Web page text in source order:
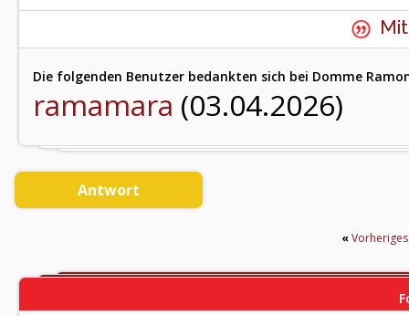
Die folgenden Benutzer bedankten sich bei Domme
ramamara (03.04.2026)
Antwort
«